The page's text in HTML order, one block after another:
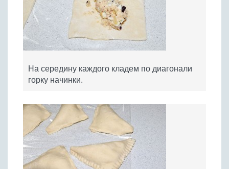
На середину каждого кладем по диагонали
горку начинки.